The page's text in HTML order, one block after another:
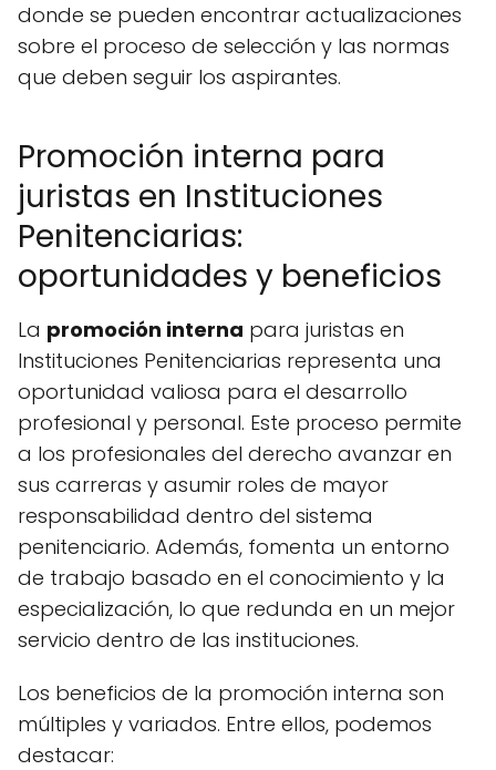
donde se pueden encontrar actualizaciones
sobre el proceso de selección y las normas
que deben seguir los aspirantes.
Promoción interna para
juristas en Instituciones
Penitenciarias:
oportunidades y beneficios
La promoción interna para juristas en
Instituciones Penitenciarias representa una
oportunidad valiosa para el desarrollo
profesional y personal. Este proceso permite
a los profesionales del derecho avanzar en
sus carreras y asumir roles de mayor
responsabilidad dentro del sistema
penitenciario. Además, fomenta un entorno
de trabajo basado en el conocimiento y la
especialización, lo que redunda en un mejor
servicio dentro de las instituciones.
Los beneficios de la promoción interna son
múltiples y variados. Entre ellos, podemos
destacar: